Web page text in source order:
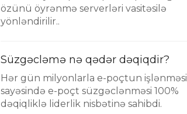
özünü öyrənmə serverləri vasitəsilə
yönləndirilir..
Süzgəcləmə nə qədər dəqiqdir?
Hər gün milyonlarla e-poçtun işlənməsi
sayəsində e-poçt süzgəclənməsi 100%
dəqiqliklə liderlik nisbətinə sahibdi.